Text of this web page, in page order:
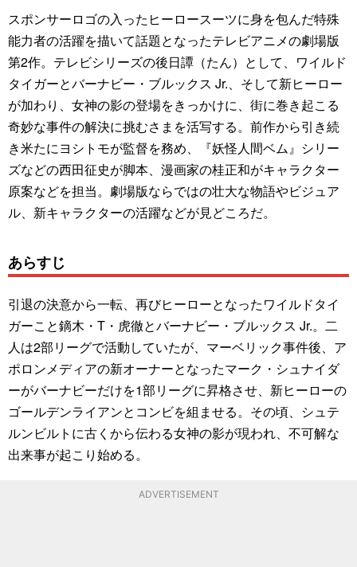
スポンサーロゴの入ったヒーロースーツに身を包んだ特殊
能力者の活躍を描いて話題となったテレビアニメの劇場版
第2作。テレビシリーズの後日譚（たん）として、ワイルド
タイガーとバーナビー・ブルックス Jr.、そして新ヒーロー
が加わり、女神の影の登場をきっかけに、街に巻き起こる
奇妙な事件の解決に挑むさまを活写する。前作から引き続
き米たにヨシトモが監督を務め、『妖怪人間ベム』シリー
ズなどの西田征史が脚本、漫画家の桂正和がキャラクター
原案などを担当。劇場版ならではの壮大な物語やビジュア
ル、新キャラクターの活躍などが見どころだ。
あらすじ
引退の決意から一転、再びヒーローとなったワイルドタイ
ガーこと鏑木・T・虎徹とバーナビー・ブルックス Jr.。二
人は2部リーグで活動していたが、マーベリック事件後、ア
ポロンメディアの新オーナーとなったマーク・シュナイダ
ーがバーナビーだけを1部リーグに昇格させ、新ヒーローの
ゴールデンライアンとコンビを組ませる。その頃、シュテ
ルンビルトに古くから伝わる女神の影が現われ、不可解な
出来事が起こり始める。
ADVERTISEMENT